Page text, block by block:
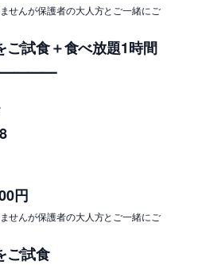
せんが保護者の大人方とご一緒にご
ご試食＋食べ放題1時間
円
せんが保護者の大人方とご一緒にご
ご試食